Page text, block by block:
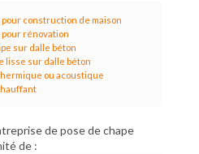
construction de maison
rénovation
sur dalle béton
lisse sur dalle béton
ou acoustique
de pose de chape
de :